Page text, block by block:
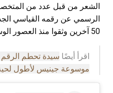
الشعر من قبل عدد من
الرسمي عن رقمه القياسي
50 آخرين وثقوا منذ العصور الوسطى في جميع أنحاء العالم.
اقرأ أيضًا سيدة تحطم الرقم
موسوعة جينيس لأطول